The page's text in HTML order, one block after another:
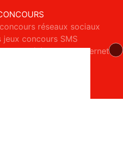
réseaux sociaux
jeux concours SMS
téléphone et internet